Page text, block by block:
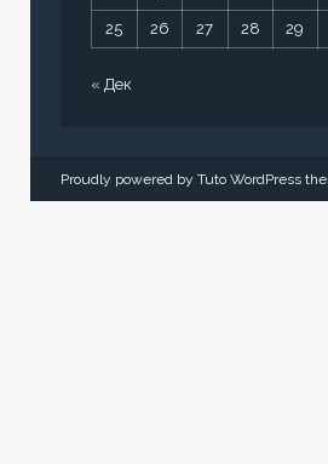
25 26 27 28 29
« Дек
Proudly powered by Tuto WordPress